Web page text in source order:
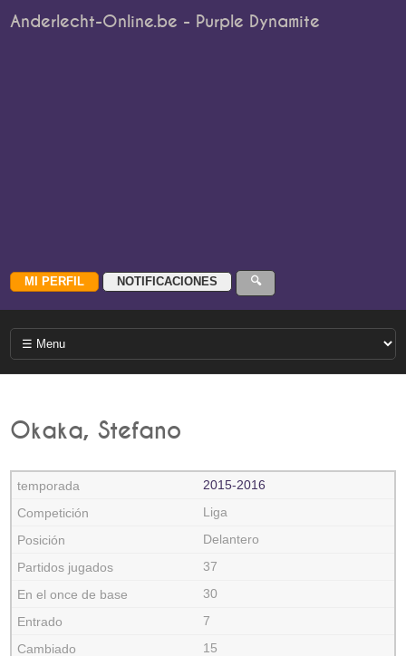
Anderlecht-Online.be - Purple Dynamite
Okaka, Stefano
2015‑2016
Liga
Delantero
37
30
7
15